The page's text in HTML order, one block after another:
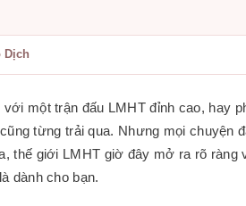
Dịch
một trận đấu LMHT đỉnh cao, hay
từng trải qua. Nhưng mọi chuyện
thế giới LMHT giờ đây mở ra rõ
dành cho bạn.